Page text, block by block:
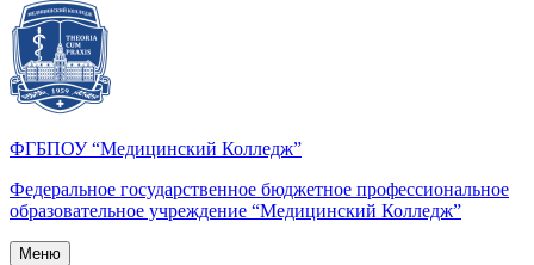
ФГБПОУ “Медицинский Колледж”
Федеральное государственное бюджетное профессиональное
образовательное учреждение “Медицинский Колледж”
Меню